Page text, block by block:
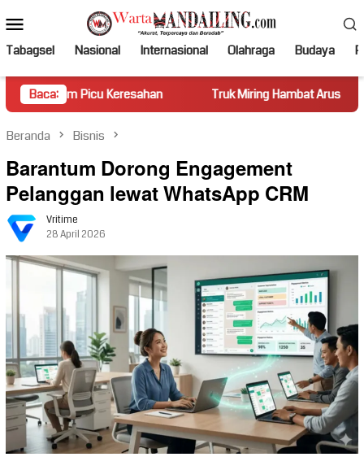
ke
kontenMobile
Tabagsel Nasional Internasional Olahraga Budaya
Baca:
Keresahan Truk Miring Hambat Arus Lalu Lintas di Jalan
Beranda Bisnis
Barantum Dorong Engagement
Pelanggan lewat WhatsApp CRM
Vritime
28 April 2026